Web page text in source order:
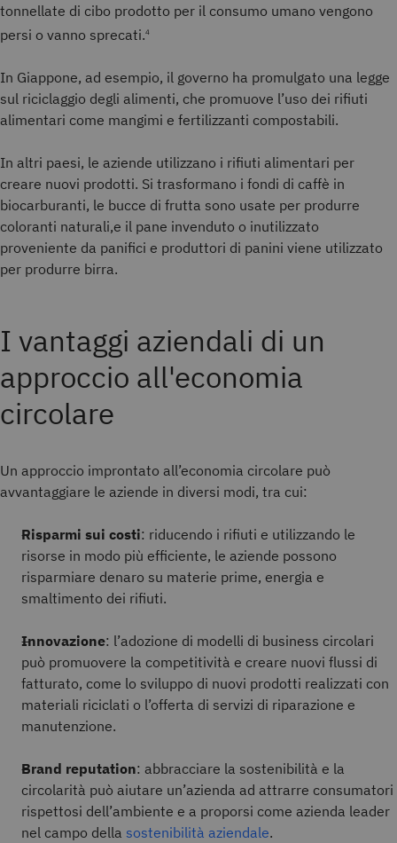
tonnellate di cibo prodotto per il consumo umano vengono
persi o vanno sprecati.4
In Giappone, ad esempio, il governo ha promulgato una legge
sul riciclaggio degli alimenti, che promuove l’uso dei rifiuti
alimentari come mangimi e fertilizzanti compostabili.
In altri paesi, le aziende utilizzano i rifiuti alimentari per
creare nuovi prodotti. Si trasformano i fondi di caffè in
biocarburanti, le bucce di frutta sono usate per produrre
coloranti naturali,e il pane invenduto o inutilizzato
proveniente da panifici e produttori di panini viene utilizzato
per produrre birra.
I vantaggi aziendali di un
approccio all'economia
circolare
Un approccio improntato all’economia circolare può
avvantaggiare le aziende in diversi modi, tra cui:
Risparmi sui costi: riducendo i rifiuti e utilizzando le
risorse in modo più efficiente, le aziende possono
risparmiare denaro su materie prime, energia e
smaltimento dei rifiuti.
Innovazione: l’adozione di modelli di business circolari
può promuovere la competitività e creare nuovi flussi di
fatturato, come lo sviluppo di nuovi prodotti realizzati con
materiali riciclati o l’offerta di servizi di riparazione e
manutenzione.
Brand reputation: abbracciare la sostenibilità e la
circolarità può aiutare un’azienda ad attrarre consumatori
rispettosi dell’ambiente e a proporsi come azienda leader
nel campo della sostenibilità aziendale.